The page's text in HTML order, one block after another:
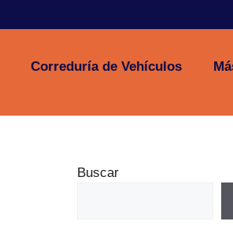
Correduría de Vehículos
Buscar